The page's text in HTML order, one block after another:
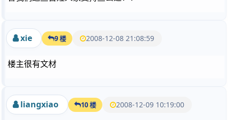
xie 9 楼 2008-12-08 21:08:59
楼主很有文材
liangxiao 10 楼 2008-12-09 10:19:00